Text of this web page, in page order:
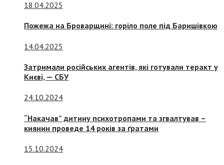
18.04.2025
Пожежа на Броварщині: горіло поле під Баришівкою
14.04.2025
Затримали російських агентів, які готували теракт у
Києві, — СБУ
24.10.2024
“Накачав” дитину психотропами та згвалтував –
киянин проведе 14 років за ґратами
15.10.2024